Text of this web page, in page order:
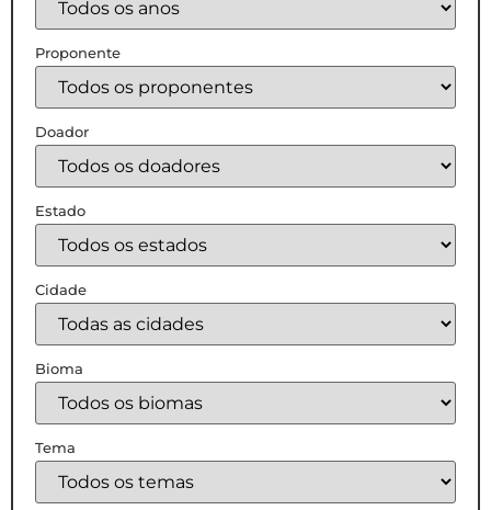
Proponente
Doador
Estado
Cidade
Bioma
Tema